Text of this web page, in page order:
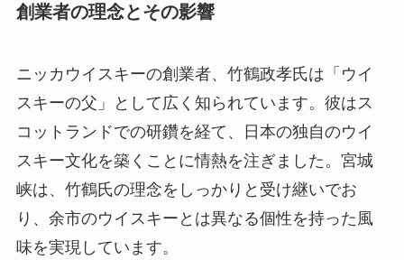
創業者の理念とその影響
ニッカウイスキーの創業者、竹鶴政孝氏は「ウイ
スキーの父」として広く知られています。彼はス
コットランドでの研鑽を経て、日本の独自のウイ
スキー文化を築くことに情熱を注ぎました。宮城
峡は、竹鶴氏の理念をしっかりと受け継いでお
り、余市のウイスキーとは異なる個性を持った風
味を実現しています。